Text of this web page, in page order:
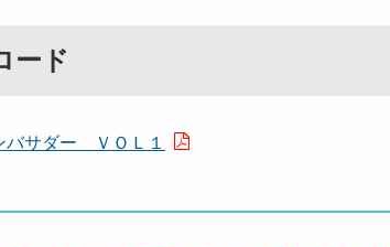
ード
バサダー ＶＯＬ１